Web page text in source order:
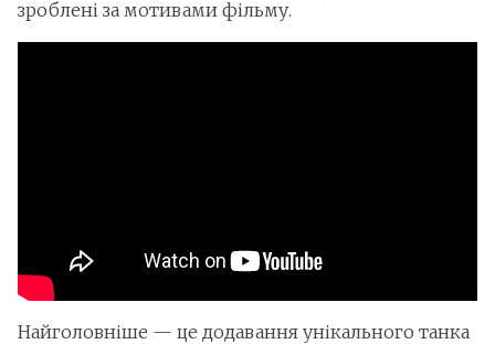
зроблені за мотивами фільму.
Найголовніше — це додавання унікального танка